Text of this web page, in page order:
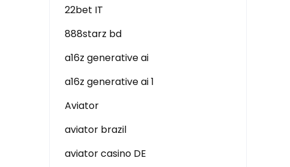
22bet IT
888starz bd
a16z generative ai
a16z generative ai 1
Aviator
aviator brazil
aviator casino DE